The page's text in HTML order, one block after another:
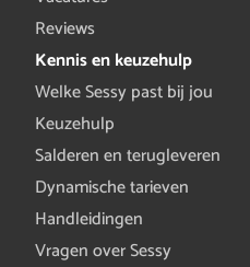
Reviews
Kennis en keuzehulp
Welke Sessy past bij jou
Keuzehulp
Salderen en terugleveren
Dynamische tarieven
Handleidingen
Vragen over Sessy